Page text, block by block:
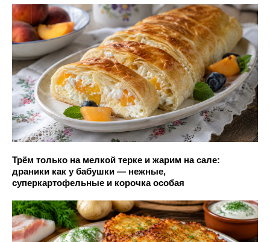
Трём только на мелкой терке и жарим на сале:
драники как у бабушки — нежные,
суперкартофельные и корочка особая